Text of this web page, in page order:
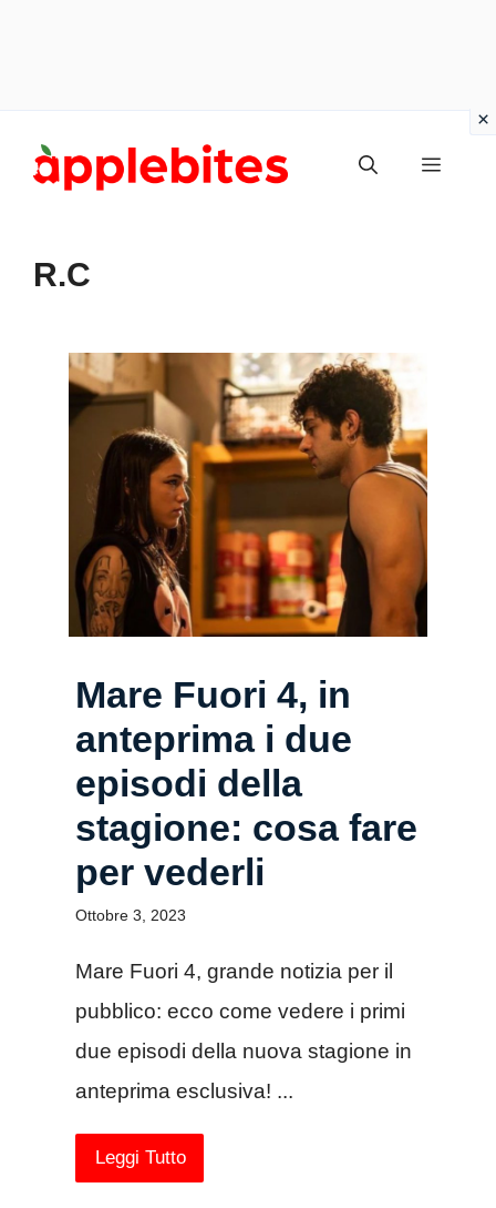
Menu
R.C
Mare Fuori 4, in
anteprima i due
episodi della
stagione: cosa fare
per vederli
Ottobre 3, 2023
Mare Fuori 4, grande notizia per il
pubblico: ecco come vedere i primi
due episodi della nuova stagione in
anteprima esclusiva! ...
Leggi Tutto